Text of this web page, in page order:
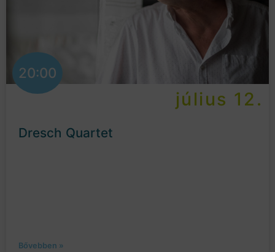
20:00
július 12.
Dresch Quartet
Bővebben »